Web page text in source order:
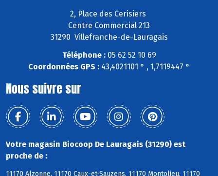
2, Place des Cerisiers
Centre Commercial 213
31290 Villefranche-de-Lauragais
Téléphone :05 62 52 10 69
Coordonnées GPS : 43,4021101 ° , 1,7119447 °
Nous suivre sur
Votre magasin Biocoop De Lauragais (31290) est
proche de :
11170 Alzonne, 11170 Caux-et-Sauzens, 11170 Montolieu, 11170